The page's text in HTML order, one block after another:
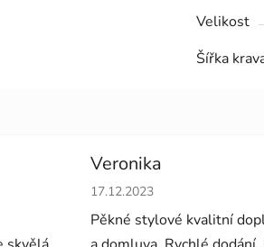
Velikost
Šířka
Veronika
Hodnocení obchodu je 5 z
17.12.2023
Pěkné stylové kvalitní